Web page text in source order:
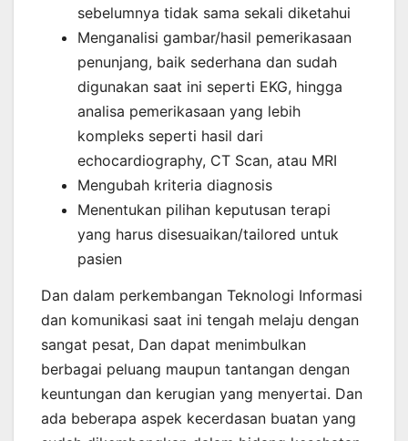
sebelumnya tidak sama sekali diketahui
Menganalisi gambar/hasil pemerikasaan
penunjang, baik sederhana dan sudah
digunakan saat ini seperti EKG, hingga
analisa pemerikasaan yang lebih
kompleks seperti hasil dari
echocardiography, CT Scan, atau MRI
Mengubah kriteria diagnosis
Menentukan pilihan keputusan terapi
yang harus disesuaikan/tailored untuk
pasien
Dan dalam perkembangan Teknologi Informasi
dan komunikasi saat ini tengah melaju dengan
sangat pesat, Dan dapat menimbulkan
berbagai peluang maupun tantangan dengan
keuntungan dan kerugian yang menyertai. Dan
ada beberapa aspek kecerdasan buatan yang